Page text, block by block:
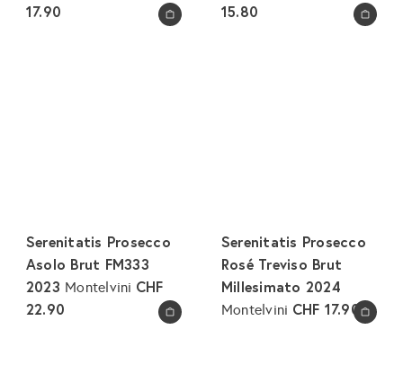
In den Warenkorb legen
17.90
In den Warenkorb legen
15.80
In den Warenkorb legen
Serenitatis Prosecco
Asolo Brut FM333
2023 Montelvini CHF
22.90
In den Warenkorb legen
Serenitatis Prosecco
Rosé Treviso Brut
Millesimato 2024
Montelvini CHF 17.90